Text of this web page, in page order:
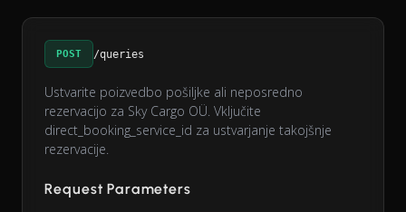
POST /queries
Ustvarite poizvedbo pošiljke ali neposredno
rezervacijo za Sky Cargo OÜ. Vključite
direct_booking_service_id za ustvarjanje takojšnje
rezervacije.
Request Parameters